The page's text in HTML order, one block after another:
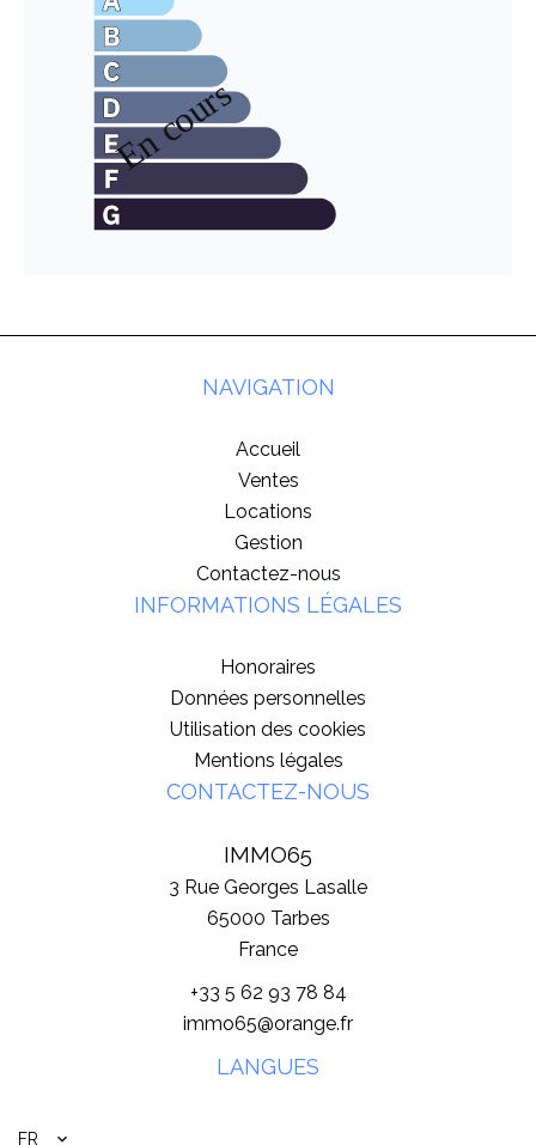
NAVIGATION
Accueil
Ventes
Locations
Gestion
Contactez-nous
INFORMATIONS LÉGALES
Honoraires
Données personnelles
Utilisation des cookies
Mentions légales
CONTACTEZ-NOUS
IMMO65
3 Rue Georges Lasalle
65000 Tarbes
France
+33 5 62 93 78 84
immo65@orange.fr
LANGUES
FR